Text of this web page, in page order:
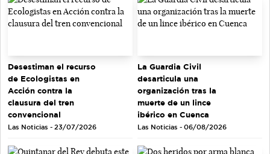
Desestiman el recurso
de Ecologistas en
Acción contra la
clausura del tren
convencional
Las Noticias - 23/07/2026
La Guardia Civil
desarticula una
organización tras la
muerte de un lince
ibérico en Cuenca
Las Noticias - 06/08/2026